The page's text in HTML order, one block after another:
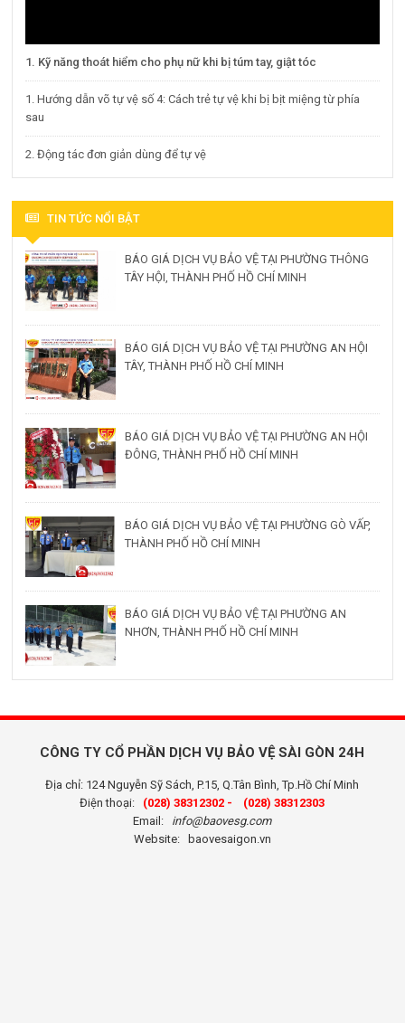
1. Kỹ năng thoát hiểm cho phụ nữ khi bị túm tay, giật tóc
1. Hướng dẫn võ tự vệ số 4: Cách trẻ tự vệ khi bị bịt miệng từ phía
sau
2. Động tác đơn giản dùng để tự vệ
TIN TỨC NỔI BẬT
BÁO GIÁ DỊCH VỤ BẢO VỆ TẠI PHƯỜNG THÔNG
TÂY HỘI, THÀNH PHỐ HỒ CHÍ MINH
BÁO GIÁ DỊCH VỤ BẢO VỆ TẠI PHƯỜNG AN HỘI
TÂY, THÀNH PHỐ HỒ CHÍ MINH
BÁO GIÁ DỊCH VỤ BẢO VỆ TẠI PHƯỜNG AN HỘI
ĐÔNG, THÀNH PHỐ HỒ CHÍ MINH
BÁO GIÁ DỊCH VỤ BẢO VỆ TẠI PHƯỜNG GÒ VẤP,
THÀNH PHỐ HỒ CHÍ MINH
BÁO GIÁ DỊCH VỤ BẢO VỆ TẠI PHƯỜNG AN
NHƠN, THÀNH PHỐ HỒ CHÍ MINH
CÔNG TY CỔ PHẦN DỊCH VỤ BẢO VỆ SÀI GÒN 24H
Địa chỉ: 124 Nguyễn Sỹ Sách, P.15, Q.Tân Bình, Tp.Hồ Chí Minh
Điện thoại: (028) 38312302 -
(028) 38312303
Email: info@baovesg.com
Website:
baovesaigon.vn